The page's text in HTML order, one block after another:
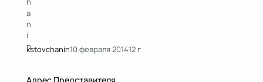
kstоvchanin10 февраля 201412 г